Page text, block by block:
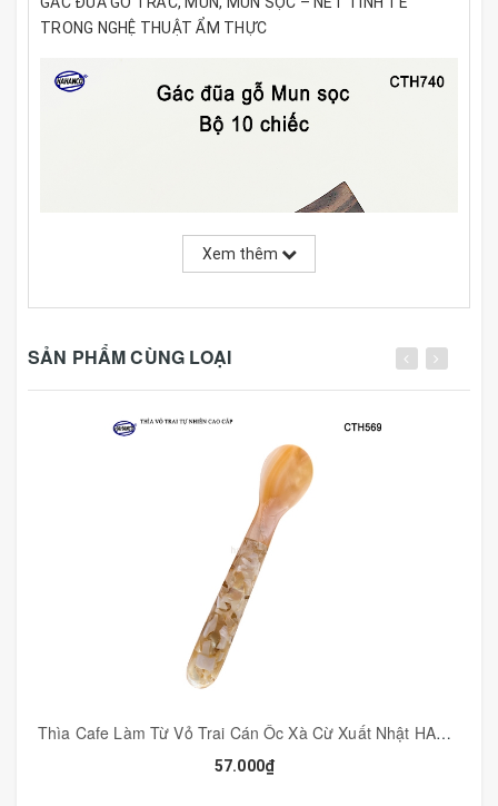
TRONG NGHỆ THUẬT ẨM THỰC
- Số lượng: Combo 10 chiếc.
Chất liệu: Gỗ Mun sọc
Xem thêm
SẢN PHẨM CÙNG LOẠI
Thìa Cafe Làm Từ Vỏ Trai Cán Ôc Xà Cừ Xuất Nhật HAHANCO Thiết Kế Tinh Tế - CTH569
57.000₫